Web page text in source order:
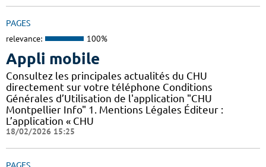
PAGES
relevance: 100%
Appli mobile
Consultez les principales actualités du CHU
directement sur votre téléphone Conditions
Générales d’Utilisation de l'application "CHU
Montpellier Info" 1. Mentions Légales Éditeur :
L’application « CHU
18/02/2026 15:25
PAGES